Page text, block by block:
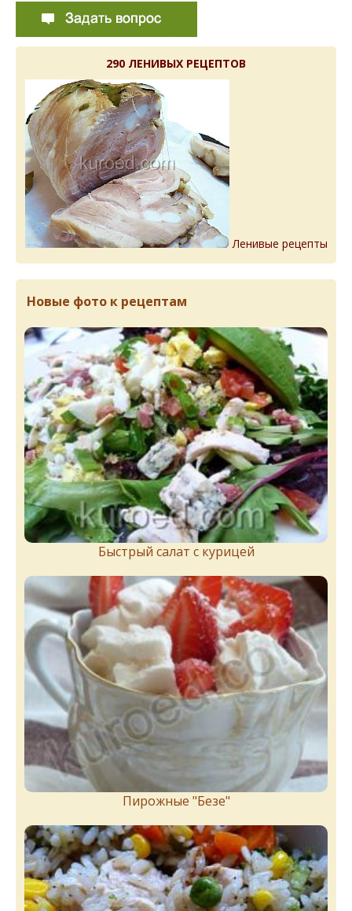
290 ЛЕНИВЫХ РЕЦЕПТОВ
Ленивые рецепты
Новые фото к рецептам
Быстрый салат с курицей
Пирожныe "Бeзe"